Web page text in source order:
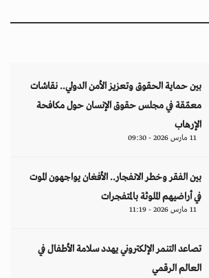
بين حماية الحقوق وتعزيز الأمن الدولي.. نقاشات
معمّقة في مجلس حقوق الإنسان حول مكافحة
الإرهاب
11 مارس 2026 - 09:30
بين الفقر وخطر الانفجار.. الأفغان يواجهون الموت
في أراضيهم الملوثة بالمتفجرات
11 مارس 2026 - 11:19
تصاعد التنمر الإلكتروني يهدد سلامة الأطفال في
العالم الرقمي